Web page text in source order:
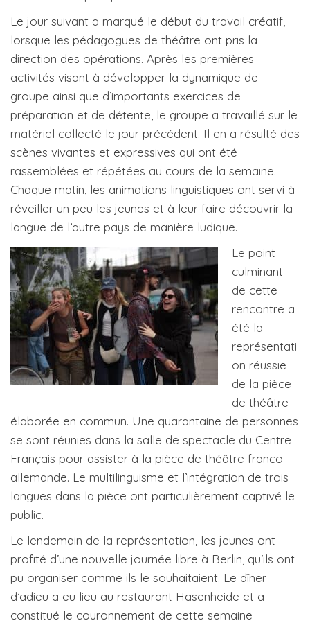
Le jour suivant a marqué le début du travail créatif,
lorsque les pédagogues de théâtre ont pris la
direction des opérations. Après les premières
activités visant à développer la dynamique de
groupe ainsi que d’importants exercices de
préparation et de détente, le groupe a travaillé sur le
matériel collecté le jour précédent. Il en a résulté des
scènes vivantes et expressives qui ont été
rassemblées et répétées au cours de la semaine.
Chaque matin, les animations linguistiques ont servi à
réveiller un peu les jeunes et à leur faire découvrir la
langue de l’autre pays de manière ludique.
Le point
culminant
de cette
rencontre a
été la
représentati
on réussie
de la pièce
de théâtre
élaborée en commun. Une quarantaine de personnes
se sont réunies dans la salle de spectacle du Centre
Français pour assister à la pièce de théâtre franco-
allemande. Le multilinguisme et l’intégration de trois
langues dans la pièce ont particulièrement captivé le
public.
Le lendemain de la représentation, les jeunes ont
profité d’une nouvelle journée libre à Berlin, qu’ils ont
pu organiser comme ils le souhaitaient. Le dîner
d’adieu a eu lieu au restaurant Hasenheide et a
constitué le couronnement de cette semaine